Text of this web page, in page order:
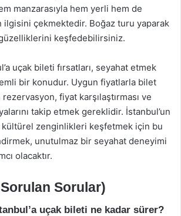
manzarasıyla hem yerli hem de
ilgisini çekmektedir. Boğaz turu yaparak
keşfedebilirsiniz.
uçak bileti fırsatları, seyahat etmek
bir konudur. Uygun fiyatlarla bilet
fiyat karşılaştırması ve
takip etmek gereklidir. İstanbul’un
zenginlikleri keşfetmek için bu
unutulmaz bir seyahat deneyimi
olacaktır.
Sorulan Sorular)
uçak bileti ne kadar sürer?